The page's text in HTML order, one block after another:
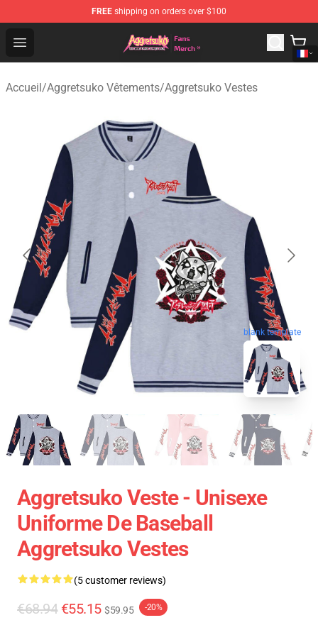
FREE shipping on orders over $100
Open menu
Aggretsuko Store - Official Aggretsuko Merchandise
Accueil/Aggretsuko Vêtements/Aggretsuko Vestes
blank template
Aggretsuko Veste - Unisexe
Uniforme De Baseball
Aggretsuko Vestes
(5 customer reviews)
€68.94 €55.15 $59.95 -20%